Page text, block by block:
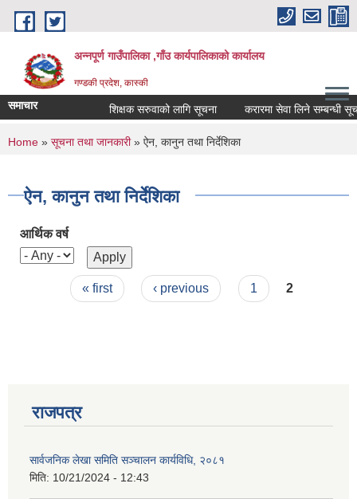
Skip to main content
अन्नपूर्ण गाउँपालिका ,गाँउ कार्यपालिकाको कार्यालय
गण्डकी प्रदेश, कास्की
समाचार शिक्षक सरुवाको लागि सूचना करारमा सेवा लिने सम्बन्धी सूचना
You are here
Home » सूचना तथा जानकारी» ऐन, कानुन तथा निर्देशिका
ऐन, कानुन तथा निर्देशिका
आर्थिक वर्ष
Pages« first ‹ previous 1 2
राजपत्र
सार्वजनिक लेखा समिति सञ्चालन कार्यविधि, २०८१
मिति: 10/21/2024 - 12:43